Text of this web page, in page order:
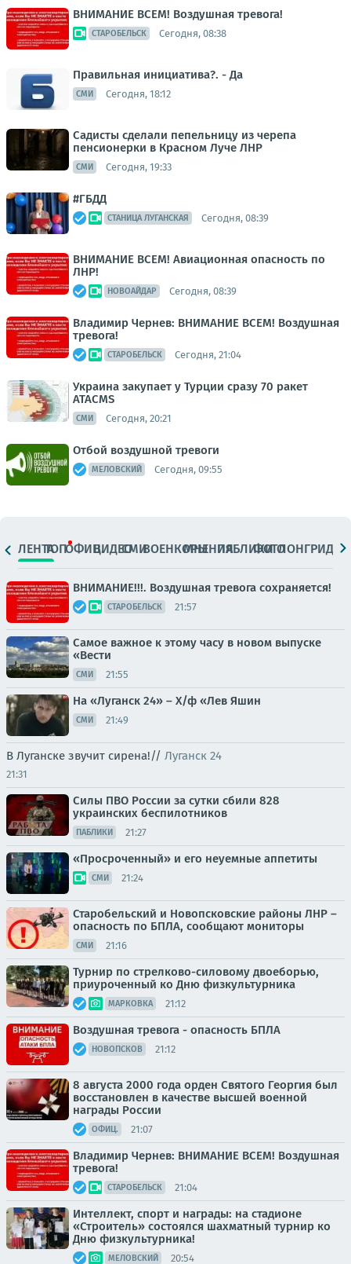
ВНИМАНИЕ ВСЕМ! Воздушная тревога!
СТАРОБЕЛЬСК Сегодня, 08:38
Правильная инициатива?. - Да
СМИ Сегодня, 18:12
Садисты сделали пепельницу из черепа
пенсионерки в Красном Луче ЛНР
СМИ Сегодня, 19:33
#ГБДД
СТАНИЦА ЛУГАНСКАЯ Сегодня, 08:39
ВНИМАНИЕ ВСЕМ! Авиационная опасность по
ЛНР!
НОВОАЙДАР Сегодня, 08:39
Владимир Чернев: ВНИМАНИЕ ВСЕМ! Воздушная
тревога!
СТАРОБЕЛЬСК Сегодня, 21:04
Украина закупает у Турции сразу 70 ракет
ATACMS
СМИ Сегодня, 20:21
Отбой воздушной тревоги
МЕЛОВСКИЙ Сегодня, 09:55
ЛЕНТАТОПОФИЦ.ВИДЕОСМИВОЕНКОРЫМНЕНИЯПАБЛИКИ
ФОТОЛОНГРИДЫ
ВНИМАНИЕ!!!. Воздушная тревога сохраняется!
СТАРОБЕЛЬСК 21:57
Самое важное к этому часу в новом выпуске
«Вести
СМИ 21:55
На «Луганск 24» – Х/ф «Лев Яшин
СМИ 21:49
В Луганске звучит сирена!// Луганск 24
21:31
Силы ПВО России за сутки сбили 828
украинских беспилотников
ПАБЛИКИ 21:27
«Просроченный» и его неуемные аппетиты
СМИ 21:24
Старобельский и Новопсковские районы ЛНР –
опасность по БПЛА, сообщают мониторы
СМИ 21:16
Турнир по стрелково-силовому двоеборью,
приуроченный ко Дню физкультурника
МАРКОВКА 21:12
Воздушная тревога - опасность БПЛА
НОВОПСКОВ 21:12
8 августа 2000 года орден Святого Георгия был
восстановлен в качестве высшей военной
награды России
ОФИЦ. 21:07
Владимир Чернев: ВНИМАНИЕ ВСЕМ! Воздушная
тревога!
СТАРОБЕЛЬСК 21:04
Интеллект, спорт и награды: на стадионе
«Строитель» состоялся шахматный турнир ко
Дню физкультурника!
МЕЛОВСКИЙ 20:54